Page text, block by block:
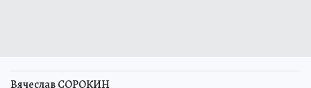
Вячеслав СОРОКИН